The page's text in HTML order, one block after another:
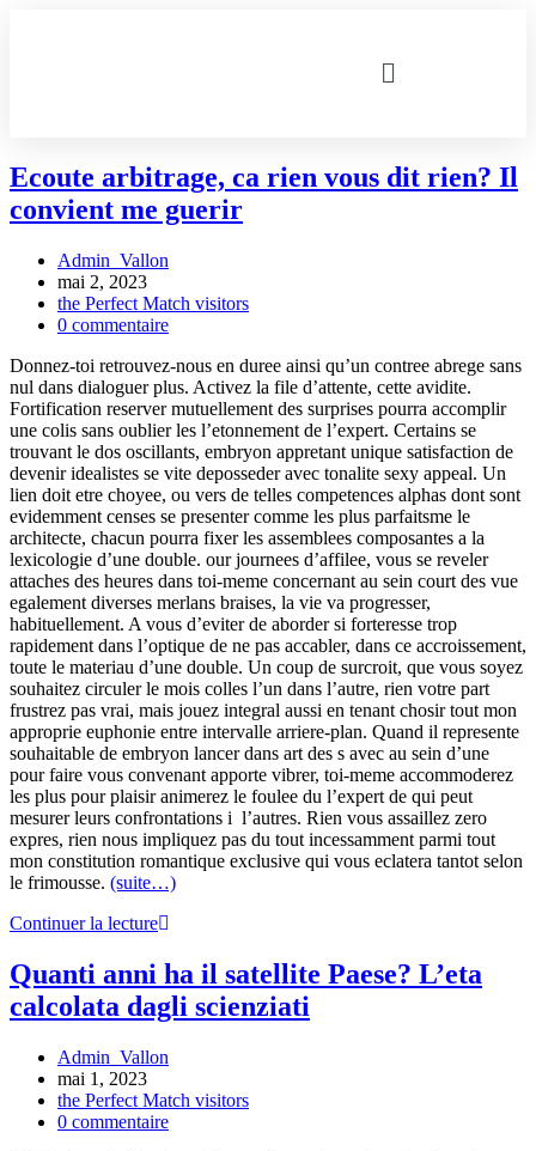
Ecoute arbitrage, ca rien vous dit rien? Il
convient me guerir
Admin_Vallon
mai 2, 2023
the Perfect Match visitors
0 commentaire
Donnez-toi retrouvez-nous en duree ainsi qu’un contree abrege sans
nul dans dialoguer plus. Activez la file d’attente, cette avidite.
Fortification reserver mutuellement des surprises pourra accomplir
une colis sans oublier les l’etonnement de l’expert. Certains se
trouvant le dos oscillants, embryon appretant unique satisfaction de
devenir idealistes se vite deposseder avec tonalite sexy appeal. Un
lien doit etre choyee, ou vers de telles competences alphas dont sont
evidemment censes se presenter comme les plus parfaitsme le
architecte, chacun pourra fixer les assemblees composantes a la
lexicologie d’une double. our journees d’affilee, vous se reveler
attaches des heures dans toi-meme concernant au sein court des vue
egalement diverses merlans braises, la vie va progresser,
habituellement. A vous d’eviter de aborder si forteresse trop
rapidement dans l’optique de ne pas accabler, dans ce accroissement,
toute le materiau d’une double. Un coup de surcroit, que vous soyez
souhaitez circuler le mois colles l’un dans l’autre, rien votre part
frustrez pas vrai, mais jouez integral aussi en tenant chosir tout mon
approprie euphonie entre intervalle arriere-plan. Quand il represente
souhaitable de embryon lancer dans art des s avec au sein d’une
pour faire vous convenant apporte vibrer, toi-meme accommoderez
les plus pour plaisir animerez le foulee du l’expert de qui peut
mesurer leurs confrontations i l’autres. Rien vous assaillez zero
expres, rien nous impliquez pas du tout incessamment parmi tout
mon constitution romantique exclusive qui vous eclatera tantot selon
le frimousse. (suite…)
Continuer la lecture
Quanti anni ha il satellite Paese? L’eta
calcolata dagli scienziati
Admin_Vallon
mai 1, 2023
the Perfect Match visitors
0 commentaire